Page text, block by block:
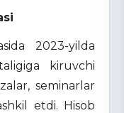
2023-yilda
kiruvchi
seminarlar
etdi. Hisob